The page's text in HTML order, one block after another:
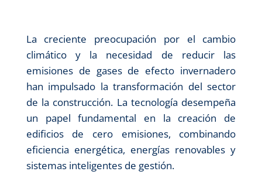
La creciente preocupación por el cambio
climático y la necesidad de reducir las
emisiones de gases de efecto invernadero
han impulsado la transformación del sector
de la construcción. La tecnología desempeña
un papel fundamental en la creación de
edificios de cero emisiones, combinando
eficiencia energética, energías renovables y
sistemas inteligentes de gestión.